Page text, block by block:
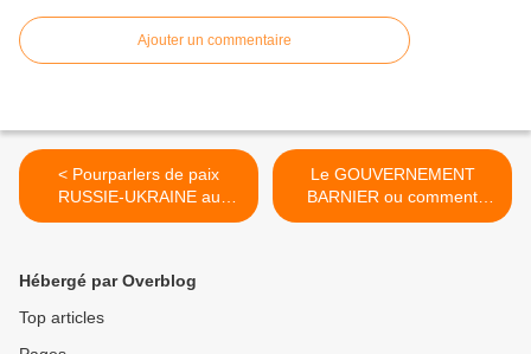
Ajouter un commentaire
< Pourparlers de paix
RUSSIE-UKRAINE au
printemps 2022 en Turquie
demandé conseil » aux
Le GOUVERNEMENT
BARNIER ou comment
serrer encore la vis d’une
Hébergé par Overblog
Top articles